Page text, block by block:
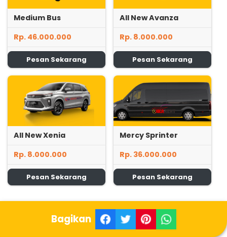
Medium Bus
Rp. 46.000.000
Pesan Sekarang
All New Avanza
Rp. 8.000.000
Pesan Sekarang
All New Xenia
Rp. 8.000.000
Pesan Sekarang
Mercy Sprinter
Rp. 36.000.000
Pesan Sekarang
Bagikan